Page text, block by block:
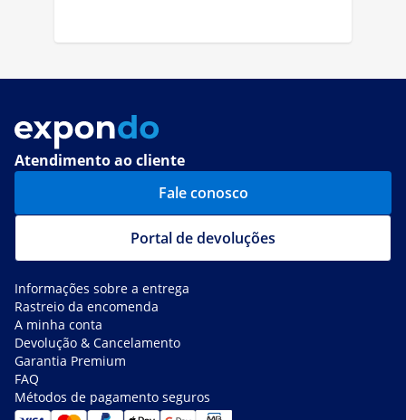
Atendimento ao cliente
Fale conosco
Portal de devoluções
Informações sobre a entrega
Rastreio da encomenda
A minha conta
Devolução & Cancelamento
Garantia Premium
FAQ
Métodos de pagamento seguros